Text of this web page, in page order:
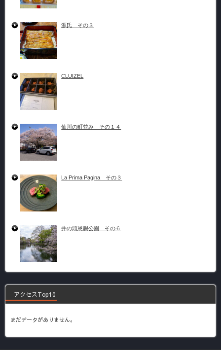
源氏 その３
CLUIZEL
仙川の町並み その１４
La Prima Pagina その３
井の頭恩賜公園 その６
アクセスTop10
まだデータがありません。